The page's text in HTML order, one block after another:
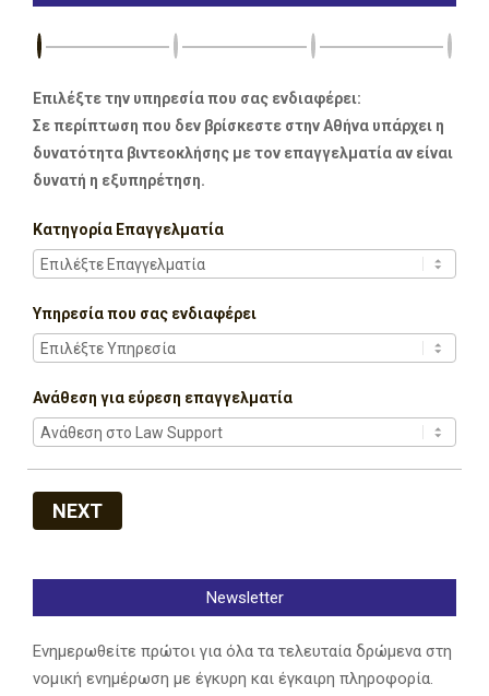
Επιλέξτε την υπηρεσία που σας ενδιαφέρει:
Σε περίπτωση που δεν βρίσκεστε στην Αθήνα υπάρχει η
δυνατότητα βιντεοκλήσης με τον επαγγελματία αν είναι
δυνατή η εξυπηρέτηση.
Κατηγορία Επαγγελματία
Υπηρεσία που σας ενδιαφέρει
Ανάθεση για εύρεση επαγγελματία
NEXT
Newsletter
Ενημερωθείτε πρώτοι για όλα τα τελευταία δρώμενα στη
νομική ενημέρωση με έγκυρη και έγκαιρη πληροφορία.